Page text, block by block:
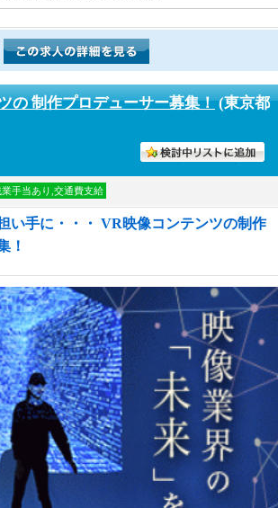
の 制作プロデューサー募集！(東京都
討中リストに入れる
手当あり,交通費支給
い手に・・・ VR映像コンテンツの制作
！